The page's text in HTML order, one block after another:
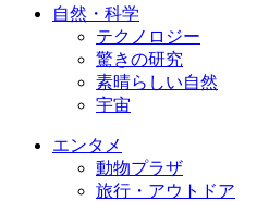
自然・科学
テクノロジー
驚きの研究
素晴らしい自然
宇宙
エンタメ
動物プラザ
旅行・アウトドア